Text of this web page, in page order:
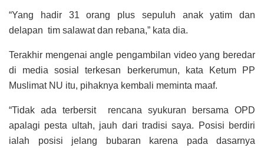
“Yang hadir 31 orang plus sepuluh anak yatim dan
delapan tim salawat dan rebana,” kata dia.
Terakhir mengenai angle pengambilan video yang beredar
di media sosial terkesan berkerumun, kata Ketum PP
Muslimat NU itu, pihaknya kembali meminta maaf.
“Tidak ada terbersit rencana syukuran bersama OPD
apalagi pesta ultah, jauh dari tradisi saya. Posisi berdiri
ialah posisi jelang bubaran karena pada dasarnya